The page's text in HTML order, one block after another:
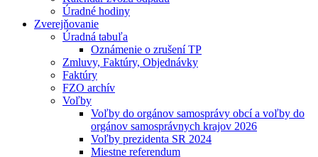
Úradné hodiny
Zverejňovanie
Úradná tabuľa
Oznámenie o zrušení TP
Zmluvy, Faktúry, Objednávky
Faktúry
FZO archív
Voľby
Voľby do orgánov samosprávy obcí a voľby do
orgánov samosprávnych krajov 2026
Voľby prezidenta SR 2024
Miestne referendum